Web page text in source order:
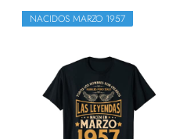
NACIDOS MARZO 1957